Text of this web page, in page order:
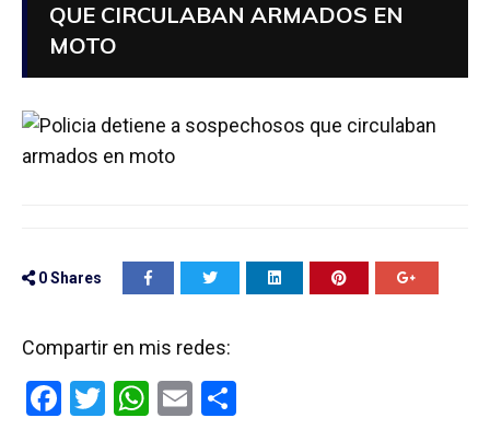
QUE CIRCULABAN ARMADOS EN
MOTO
0Shares
Compartir en mis redes:
F
T
W E